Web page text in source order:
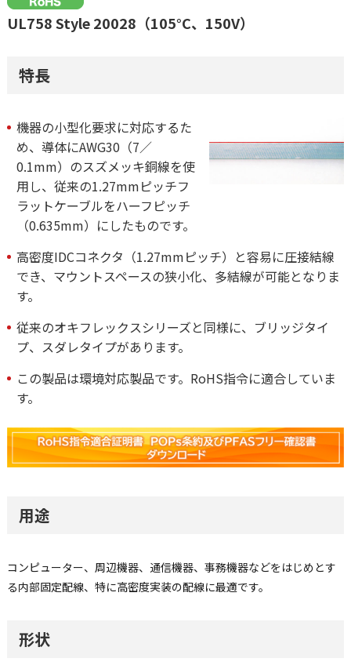
UL758 Style 20028（105°C、150V）
特長
機器の小型化要求に対応するた
め、導体にAWG30（7／
0.1mm）のスズメッキ銅線を使
用し、従来の1.27mmピッチフ
ラットケーブルをハーフピッチ
（0.635mm）にしたものです。
高密度IDCコネクタ（1.27mmピッチ）と容易に圧接結線
でき、マウントスペースの狭小化、多結線が可能となりま
す。
従来のオキフレックスシリーズと同様に、ブリッジタイ
プ、スダレタイプがあります。
この製品は環境対応製品です。RoHS指令に適合していま
す。
用途
コンピューター、周辺機器、通信機器、事務機器などをはじめとす
る内部固定配線、特に高密度実装の配線に最適です。
形状